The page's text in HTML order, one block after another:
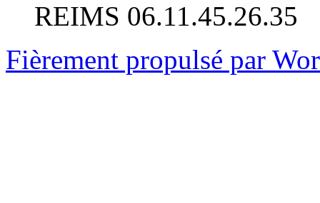
REIMS 06.11.45.26.35
Fièrement propulsé par